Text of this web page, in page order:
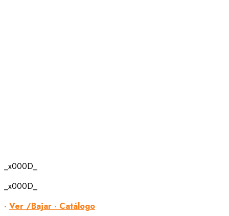
_x000D_
_x000D_
- Ver /Bajar - Catálogo